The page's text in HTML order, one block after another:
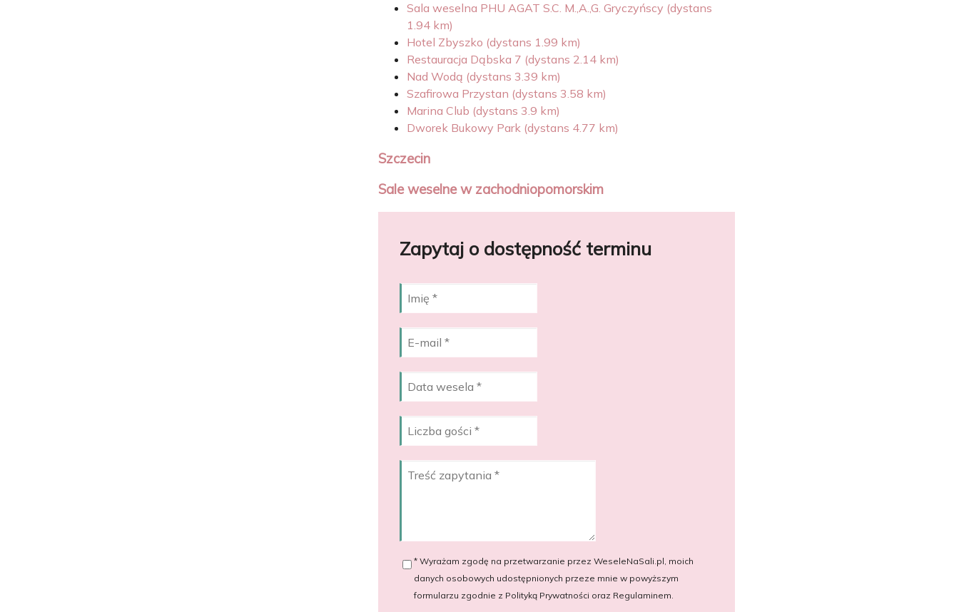
Sala weselna PHU AGAT S.C. M.,A.,G. Gryczyńscy (dystans
1.94 km)
Hotel Zbyszko (dystans 1.99 km)
Restauracja Dąbska 7 (dystans 2.14 km)
Nad Wodą (dystans 3.39 km)
Szafirowa Przystan (dystans 3.58 km)
Marina Club (dystans 3.9 km)
Dworek Bukowy Park (dystans 4.77 km)
Szczecin
Sale weselne w zachodniopomorskim
Zapytaj o dostępność terminu
* Wyrażam zgodę na przetwarzanie przez WeseleNaSali.pl, moich
danych osobowych udostępnionych przeze mnie w powyższym
formularzu zgodnie z Polityką Prywatności oraz Regulaminem.